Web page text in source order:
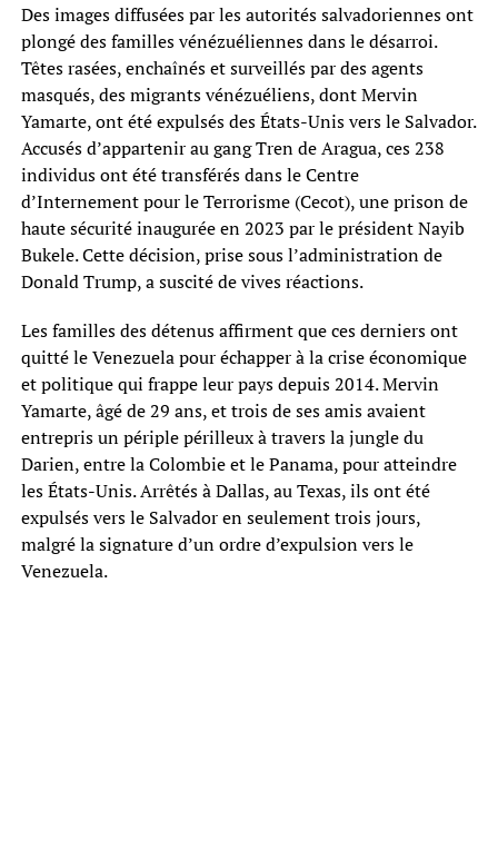
Des images diffusées par les autorités salvadoriennes ont
plongé des familles vénézuéliennes dans le désarroi.
Têtes rasées, enchaînés et surveillés par des agents
masqués, des migrants vénézuéliens, dont Mervin
Yamarte, ont été expulsés des États-Unis vers le Salvador.
Accusés d’appartenir au gang Tren de Aragua, ces 238
individus ont été transférés dans le Centre
d’Internement pour le Terrorisme (Cecot), une prison de
haute sécurité inaugurée en 2023 par le président Nayib
Bukele. Cette décision, prise sous l’administration de
Donald Trump, a suscité de vives réactions.
Les familles des détenus affirment que ces derniers ont
quitté le Venezuela pour échapper à la crise économique
et politique qui frappe leur pays depuis 2014. Mervin
Yamarte, âgé de 29 ans, et trois de ses amis avaient
entrepris un périple périlleux à travers la jungle du
Darien, entre la Colombie et le Panama, pour atteindre
les États-Unis. Arrêtés à Dallas, au Texas, ils ont été
expulsés vers le Salvador en seulement trois jours,
malgré la signature d’un ordre d’expulsion vers le
Venezuela.